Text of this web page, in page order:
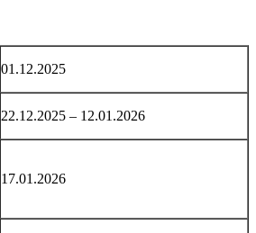
01.12.2025
22.12.2025 – 12.01.2026
17.01.2026